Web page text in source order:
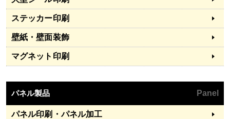
ステッカー印刷
壁紙・壁面装飾
マグネット印刷
パネル製品 Panel
パネル印刷・パネル加工